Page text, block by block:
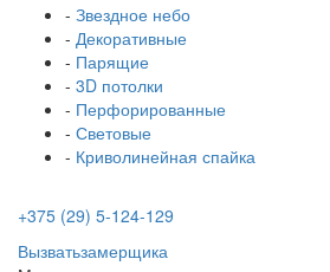
- Звездное небо
- Декоративные
- Парящие
- 3D потолки
- Перфорированные
- Световые
- Криволинейная спайка
+375 (29) 5-124-129
Вызватьзамерщика